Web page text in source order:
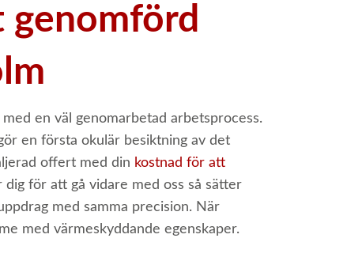
en väl genomarbetad arbetsprocess.
en första okulär besiktning av det
offert med din kostnad för att
för att gå vidare med oss så sätter
med samma precision. När
med värmeskyddande egenskaper.